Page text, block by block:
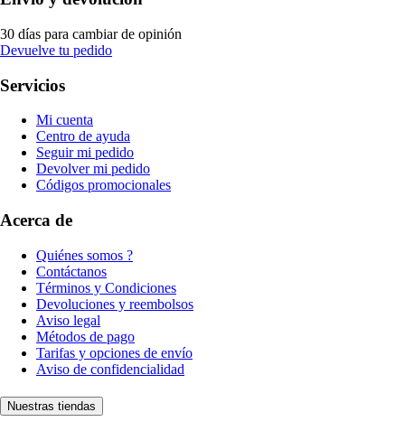
30 días para cambiar de opinión
Devuelve tu pedido
Servicios
Mi cuenta
Centro de ayuda
Seguir mi pedido
Devolver mi pedido
Códigos promocionales
Acerca de
Quiénes somos ?
Contáctanos
Términos y Condiciones
Devoluciones y reembolsos
Aviso legal
Métodos de pago
Tarifas y opciones de envío
Aviso de confidencialidad
Nuestras tiendas